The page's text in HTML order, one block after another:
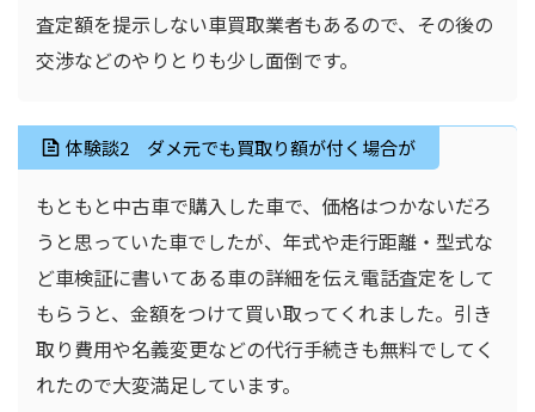
査定額を提示しない車買取業者もあるので、その後の
交渉などのやりとりも少し面倒です。
体験談2 ダメ元でも買取り額が付く場合が
もともと中古車で購入した車で、価格はつかないだろ
うと思っていた車でしたが、年式や走行距離・型式な
ど車検証に書いてある車の詳細を伝え電話査定をして
もらうと、金額をつけて買い取ってくれました。引き
取り費用や名義変更などの代行手続きも無料でしてく
れたので大変満足しています。